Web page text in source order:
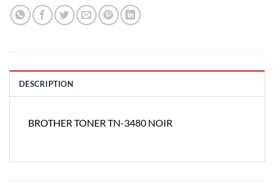
DESCRIPTION
BROTHER TONER TN-3480 NOIR